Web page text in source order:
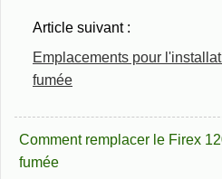
Article suivant :
Emplacements pour
fumée
Comment remplacer le Firex
fumée